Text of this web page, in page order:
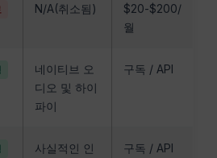
N/A(취소됨)
$20-$200/
월
네이티브 오
디오 및 하이
파이
구독 / API
사실적인 인
구독 / API